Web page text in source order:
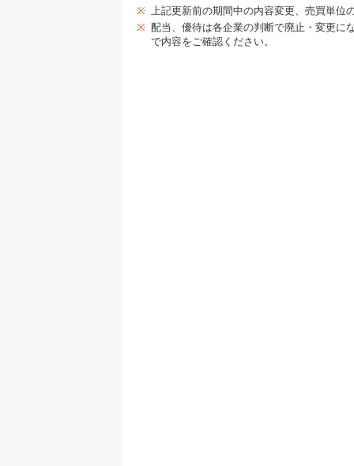
※ 上記更新前の期間中の内容変更、売買単位
※ 配当、優待は各企業の判断で廃止・変更に
で内容をご確認ください。